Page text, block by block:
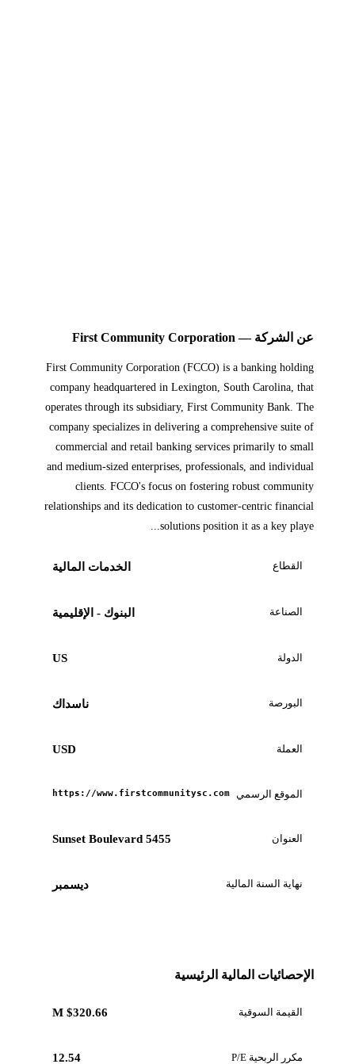
عن الشركة — First Community Corporation
First Community Corporation (FCCO) is a banking holding
company headquartered in Lexington, South Carolina, that
operates through its subsidiary, First Community Bank. The
company specializes in delivering a comprehensive suite of
commercial and retail banking services primarily to small
and medium-sized enterprises, professionals, and individual
clients. FCCO's focus on fostering robust community
relationships and its dedication to customer-centric financial
solutions position it as a key playe...
القطاع الخدمات المالية
الصناعة البنوك - الإقليمية
الدولة US
البورصة ناسداك
العملة USD
الموقع الرسمي https://www.firstcommunitysc.com
العنوان 5455 Sunset Boulevard
نهاية السنة المالية ديسمبر
الإحصائيات المالية الرئيسية
القيمة السوقية $320.66 M
مكرر الربحية P/E 12.54